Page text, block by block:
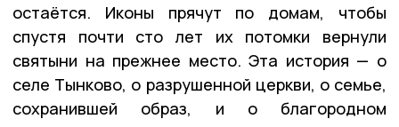
остаётся. Иконы прячут по домам, чтобы
спустя почти сто лет их потомки вернули
святыни на прежнее место. Эта история — о
селе Тынково, о разрушенной церкви, о семье,
сохранившей образ, и о благородном